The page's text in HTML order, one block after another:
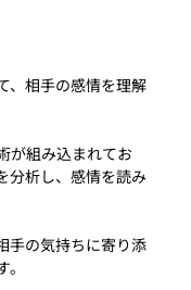
、相手の感情を理解
が組み込まれてお
分析し、感情を読み
手の気持ちに寄り添